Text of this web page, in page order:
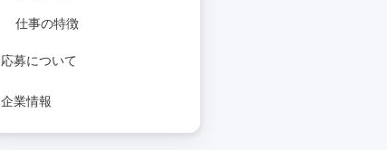
仕事の特徴
応募について
企業情報